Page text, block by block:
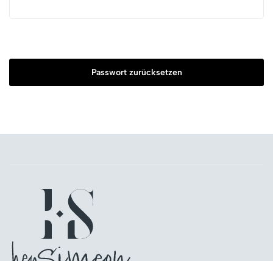
Passwort zurücksetzen